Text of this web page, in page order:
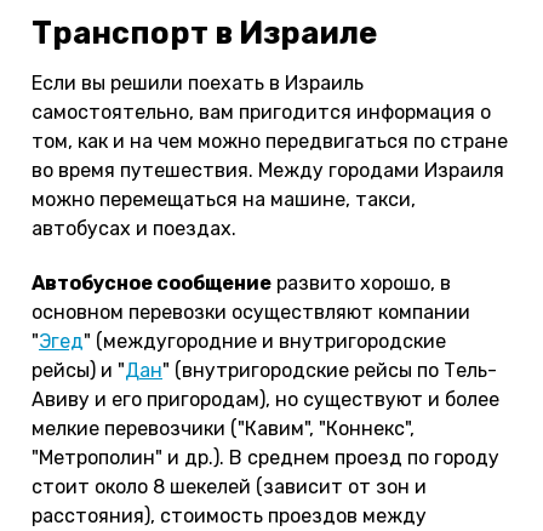
Транспорт в Израиле
Если вы решили поехать в Израиль
самостоятельно, вам пригодится информация о
том, как и на чем можно передвигаться по стране
во время путешествия. Между городами Израиля
можно перемещаться на машине, такси,
автобусах и поездах.
Автобусное сообщение развито хорошо, в
основном перевозки осуществляют компании
"Эгед" (междугородние и внутригородские
рейсы) и "Дан" (внутригородские рейсы по Тель-
Авиву и его пригородам), но существуют и более
мелкие перевозчики ("Кавим", "Коннекс",
"Метрополин" и др.). В среднем проезд по городу
стоит около 8 шекелей (зависит от зон и
расстояния), стоимость проездов между